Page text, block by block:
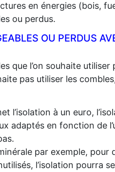
en énergies (bois,
ou perdus.
OU PERDUS
que l’on souhaite
pas utiliser les
l’isolation à un euro,
adaptés en fonction de
par exemple, pour
l’isolation pourra